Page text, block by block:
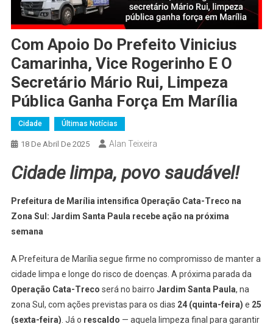
Com Apoio Do Prefeito Vinicius
Camarinha, Vice Rogerinho E O
Secretário Mário Rui, Limpeza
Pública Ganha Força Em Marília
Cidade Últimas Notícias
18 De Abril De 2025 Alan Teixeira
Cidade limpa, povo saudável!
Prefeitura de Marília intensifica Operação Cata-Treco na
Zona Sul: Jardim Santa Paula recebe ação na próxima
semana
A Prefeitura de Marília segue firme no compromisso de manter a
cidade limpa e longe do risco de doenças. A próxima parada da
Operação Cata-Treco será no bairro Jardim Santa Paula, na
zona Sul, com ações previstas para os dias 24 (quinta-feira) e 25
(sexta-feira) . Já o rescaldo — aquela limpeza final para garantir